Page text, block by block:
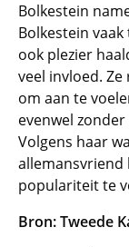
Bolkestein
Bolkestein
ook plezier
veel invloed.
om aan te
evenwel
Volgens haar
allemansvriend
populariteit te
Bron: Tweede